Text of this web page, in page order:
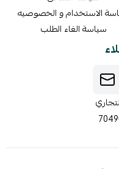
الاستخدام و الخصوصيه
سياسة الغاء الطلب